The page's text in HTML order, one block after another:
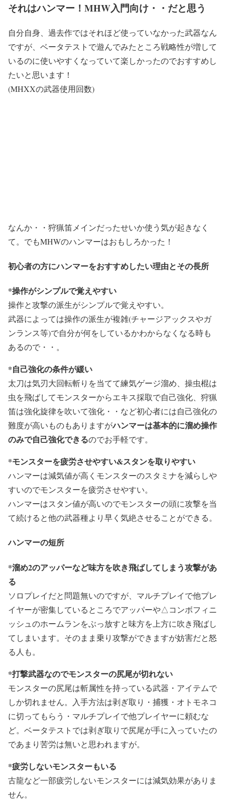
それはハンマー！MHW入門向け・・だと思う
自分自身、過去作ではそれほど使っていなかった武器なん
ですが、ベータテストで遊んでみたところ戦略性が増して
いるのに使いやすくなっていて楽しかったのでおすすめし
たいと思います！
(MHXXの武器使用回数)
なんか・・狩猟笛メインだったせいか使う気が起きなく
て。でもMHWのハンマーはおもしろかった！
初心者の方にハンマーをおすすめしたい理由とその長所
*操作がシンプルで覚えやすい
操作と攻撃の派生がシンプルで覚えやすい。
武器によっては操作の派生が複雑(チャージアックスやガ
ンランス等)で自分が何をしているかわからなくなる時も
あるので・・。
*自己強化の条件が緩い
太刀は気刃大回転斬りを当てて練気ゲージ溜め、操虫棍は
虫を飛ばしてモンスターからエキス採取で自己強化、狩猟
笛は強化旋律を吹いて強化・・など初心者には自己強化の
難度が高いものもありますがハンマーは基本的に溜め操作
のみで自己強化できるのでお手軽です。
*モンスターを疲労させやすい&スタンを取りやすい
ハンマーは減気値が高くモンスターのスタミナを減らしや
すいのでモンスターを疲労させやすい。
ハンマーはスタン値が高いのでモンスターの頭に攻撃を当
て続けると他の武器種より早く気絶させることができる。
ハンマーの短所
*溜め2のアッパーなど味方を吹き飛ばしてしまう攻撃があ
る
ソロプレイだと問題無いのですが、マルチプレイで他プレ
イヤーが密集しているところでアッパーや△コンボフィニ
ッシュのホームランをぶっ放すと味方を上方に吹き飛ばし
てしまいます。そのまま乗り攻撃ができますが妨害だと怒
る人も。
*打撃武器なのでモンスターの尻尾が切れない
モンスターの尻尾は斬属性を持っている武器・アイテムで
しか切れません。入手方法は剥ぎ取り・捕獲・オトモネコ
に切ってもらう・マルチプレイで他プレイヤーに頼むな
ど。ベータテストでは剥ぎ取りで尻尾が手に入っていたの
であまり苦労は無いと思われますが。
*疲労しないモンスターもいる
古龍など一部疲労しないモンスターには減気効果がありま
せん。